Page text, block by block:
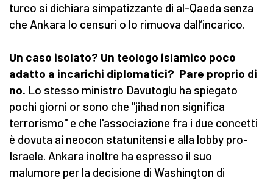
turco si dichiara simpatizzante di al-Qaeda senza
che Ankara lo censuri o lo rimuova dall’incarico.
Un caso isolato? Un teologo islamico poco
adatto a incarichi diplomatici? Pare proprio di
no. Lo stesso ministro Davutoglu ha spiegato
pochi giorni or sono che ''jihad non significa
terrorismo'' e che l'associazione fra i due concetti
è dovuta ai neocon statunitensi e alla lobby pro-
Israele. Ankara inoltre ha espresso il suo
malumore per la decisione di Washington di